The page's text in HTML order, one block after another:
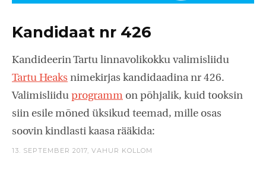
Kandidaat nr 426
Kandideerin Tartu linnavolikokku valimisliidu
Tartu Heaks nimekirjas kandidaadina nr 426.
Valimisliidu programm on põhjalik, kuid tooksin
siin esile mõned üksikud teemad, mille osas
soovin kindlasti kaasa rääkida:
13. SEPTEMBER 2017, VAHUR KOLLOM